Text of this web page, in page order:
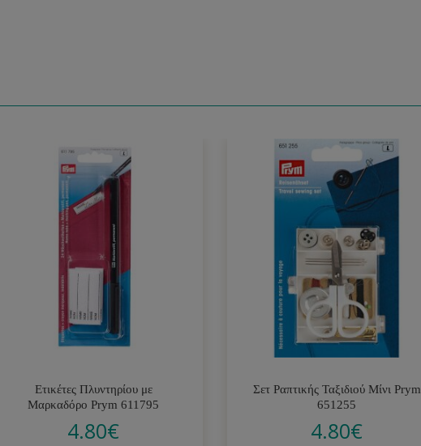
Ετικέτες Πλυντηρίου με
Μαρκαδόρο Prym 611795
4.80€
Σετ Ραπτικής Ταξιδιού Μίνι Prym
651255
4.80€